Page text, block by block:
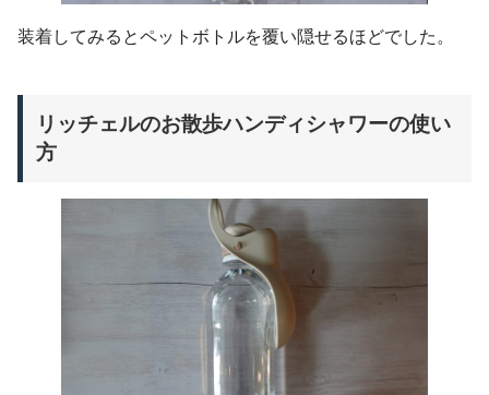
装着してみるとペットボトルを覆い隠せるほどでした。
リッチェルのお散歩ハンディシャワーの使い
方